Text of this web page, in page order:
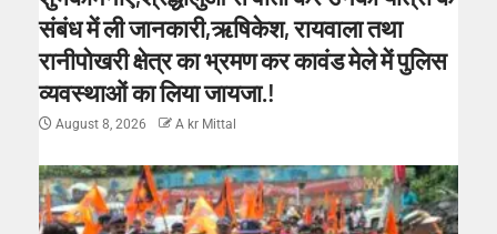
संबंध में ली जानकारी,ऋषिकेश, रायवाला तथा
रानीपोखरी क्षेत्र का भ्रमण कर कावंड मेले में पुलिस
व्यवस्थाओं का लिया जायजा.!
August 8, 2026 A kr Mittal